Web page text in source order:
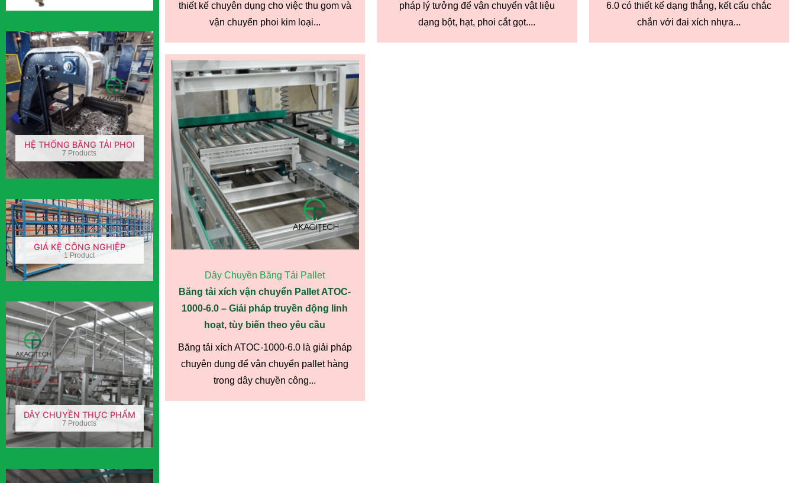
HỆ THỐNG BĂNG TẢI PHOI
7 Products
GIÁ KỆ CÔNG NGHIỆP
1 Product
DÂY CHUYỀN THỰC PHẨM
7 Products
thiết kế chuyên dụng cho việc thu gom và
vận chuyển phoi kim loại...
pháp lý tưởng để vận chuyển vật liệu
dạng bột, hạt, phoi cắt gọt....
6.0 có thiết kế dạng thẳng, kết cấu chắc
chắn với đai xích nhựa...
Dây Chuyền Băng Tải Pallet
Băng tải xích vận chuyển Pallet ATOC-
1000-6.0 – Giải pháp truyền động linh
hoạt, tùy biến theo yêu cầu
Băng tải xích ATOC-1000-6.0 là giải pháp
chuyên dụng để vận chuyển pallet hàng
trong dây chuyền công...